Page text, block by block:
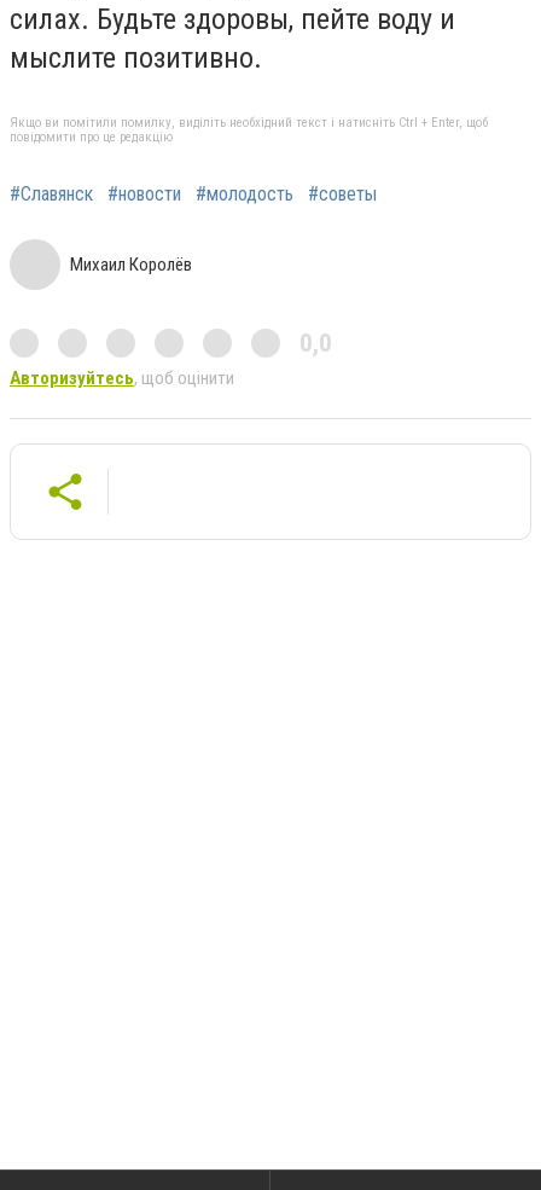
силах. Будьте здоровы, пейте воду и
мыслите позитивно.
Якщо ви помітили помилку, виділіть необхідний текст і натисніть Ctrl + Enter, щоб
повідомити про це редакцію
#Славянск #новости #молодость #советы
Михаил Королёв
0,0
Авторизуйтесь, щоб оцінити